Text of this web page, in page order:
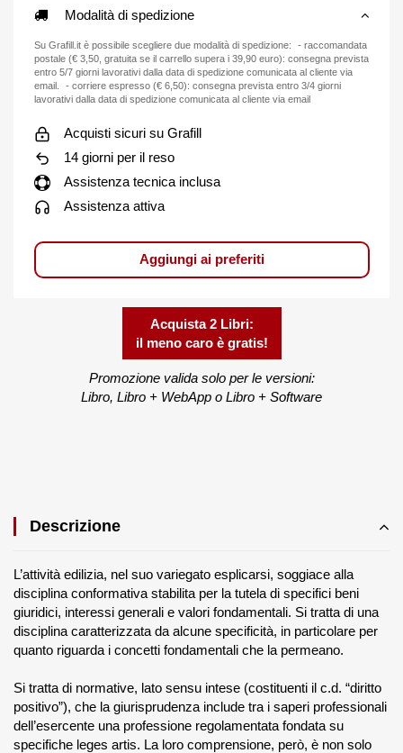
Modalità di spedizione
Su Grafill.it è possibile scegliere due modalità di spedizione: - raccomandata
postale (€ 3,50, gratuita se il carrello supera i 39,90 euro): consegna prevista
entro 5/7 giorni lavorativi dalla data di spedizione comunicata al cliente via
email. - corriere espresso (€ 6,50): consegna prevista entro 3/4 giorni
lavorativi dalla data di spedizione comunicata al cliente via email
Acquisti sicuri su Grafill
14 giorni per il reso
Assistenza tecnica inclusa
Assistenza attiva
Aggiungi ai preferiti
Acquista 2 Libri:
il meno caro è gratis!
Promozione valida solo per le versioni:
Libro, Libro + WebApp o Libro + Software
Descrizione
L’attività edilizia, nel suo variegato esplicarsi, soggiace alla
disciplina conformativa stabilita per la tutela di specifici beni
giuridici, interessi generali e valori fondamentali. Si tratta di una
disciplina caratterizzata da alcune specificità, in particolare per
quanto riguarda i concetti fondamentali che la permeano.
Si tratta di normative, lato sensu intese (costituenti il c.d. “diritto
positivo”), che la giurisprudenza include tra i saperi professionali
dell’esercente una professione regolamentata fondata su
specifiche leges artis. La loro comprensione, però, è non solo